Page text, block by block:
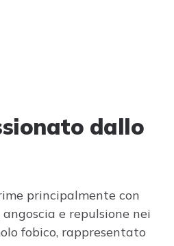
dallo
principalmente con
e repulsione nei
fobico, rappresentato